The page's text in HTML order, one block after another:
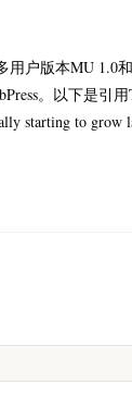
用户版本MU 1.0
。以下是引用
starting to grow